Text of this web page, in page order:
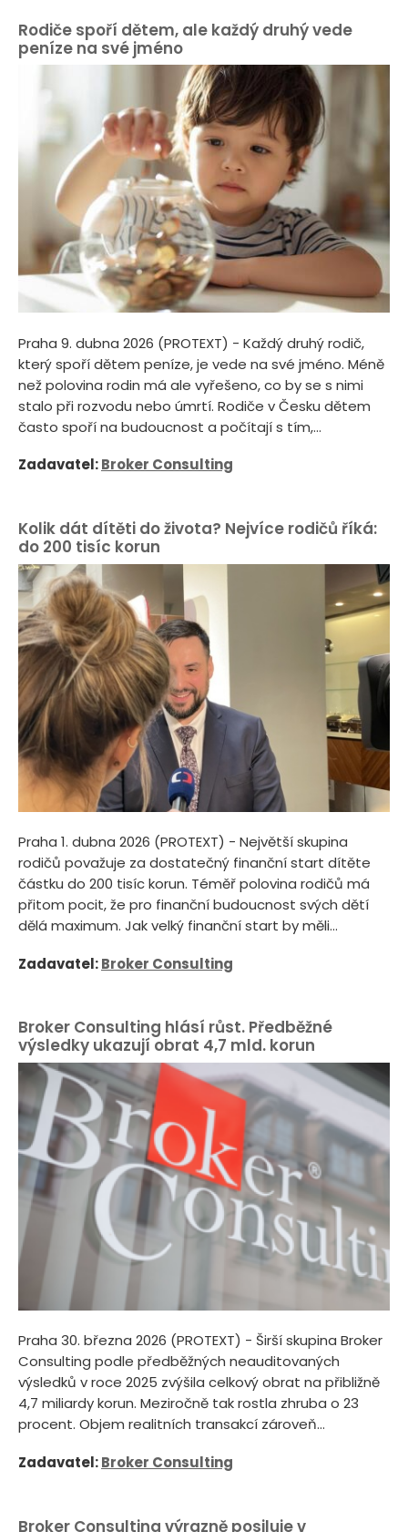
Rodiče spoří dětem, ale každý druhý vede
peníze na své jméno
Praha 9. dubna 2026 (PROTEXT) - Každý druhý rodič,
který spoří dětem peníze, je vede na své jméno. Méně
než polovina rodin má ale vyřešeno, co by se s nimi
stalo při rozvodu nebo úmrtí. Rodiče v Česku dětem
často spoří na budoucnost a počítají s tím,...
Zadavatel:Broker Consulting
Kolik dát dítěti do života? Nejvíce rodičů říká:
do 200 tisíc korun
Praha 1. dubna 2026 (PROTEXT) - Největší skupina
rodičů považuje za dostatečný finanční start dítěte
částku do 200 tisíc korun. Téměř polovina rodičů má
přitom pocit, že pro finanční budoucnost svých dětí
dělá maximum. Jak velký finanční start by měli...
Zadavatel:Broker Consulting
Broker Consulting hlásí růst. Předběžné
výsledky ukazují obrat 4,7 mld. korun
Praha 30. března 2026 (PROTEXT) - Širší skupina Broker
Consulting podle předběžných neauditovaných
výsledků v roce 2025 zvýšila celkový obrat na přibližně
4,7 miliardy korun. Meziročně tak rostla zhruba o 23
procent. Objem realitních transakcí zároveň...
Zadavatel:Broker Consulting
Broker Consulting výrazně posiluje v